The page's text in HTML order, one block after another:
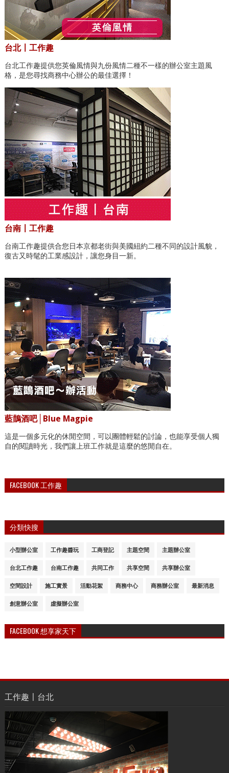
台北〡工作趣
台北工作趣提供您英倫風情與九份風情二種不一樣的辦公室主題風
格，是您尋找商務中心辦公的最佳選擇！
台南〡工作趣
台南工作趣提供合您日本京都老街與美國紐約二種不同的設計風貌，
復古又時髦的工業感設計，讓您身目一新。
藍鵲酒吧│Blue Magpie
這是一個多元化的休閒空間，可以團體輕鬆的討論，也能享受個人獨
自的閱讀時光，我們讓上班工作就是這麼的悠閒自在。
FACEBOOK 工作趣
分類快搜
小型辦公室 工作趣醬玩 工商登記 主題空間 主題辦公室
台北工作趣 台南工作趣 共同工作 共享空間 共享辦公室
空間設計 施工實景 活動花絮 商務中心 商務辦公室 最新消息
創意辦公室 虛擬辦公室
FACEBOOK 想享家天下
工作趣〡台北